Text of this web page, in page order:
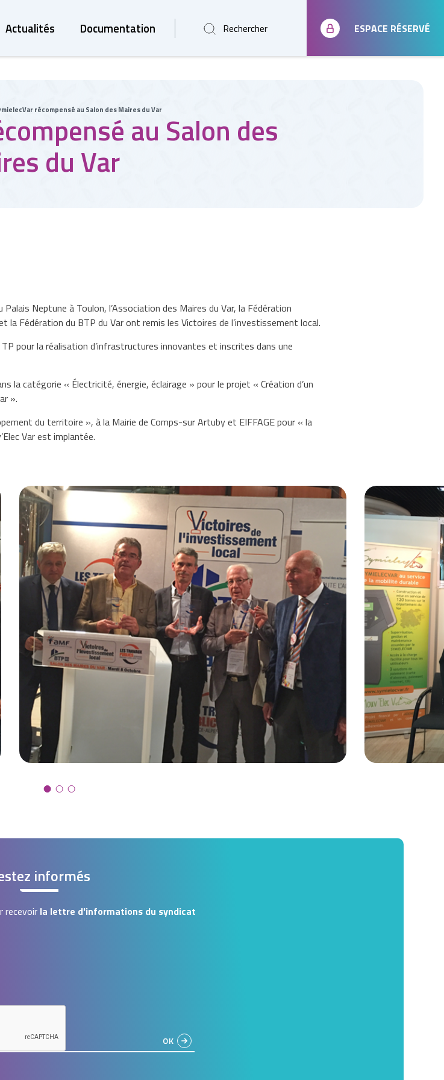
Actualités Documentation Rechercher ESPACE RÉSERVÉ
récompensé au Salon des Maires du Varau Salon des
du Var
Neptune à Toulon, l’Association des Maires du Var, la Fédération
la Fédération du BTP du Var ont remis les Victoires de l’investissement local.
pour la réalisation d’infrastructures innovantes et inscrites dans une
la catégorie « Électricité, énergie, éclairage » pour le projet « Création d’un
».
du territoire », à la Mairie de Comps-sur Artuby et EIFFAGE pour « la
Var est implantée.
informés
recevoir la lettre d'informations du syndicat